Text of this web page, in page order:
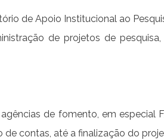
de Apoio Institucional ao
de projetos de
de fomento, em especial
contas, até a finalização do